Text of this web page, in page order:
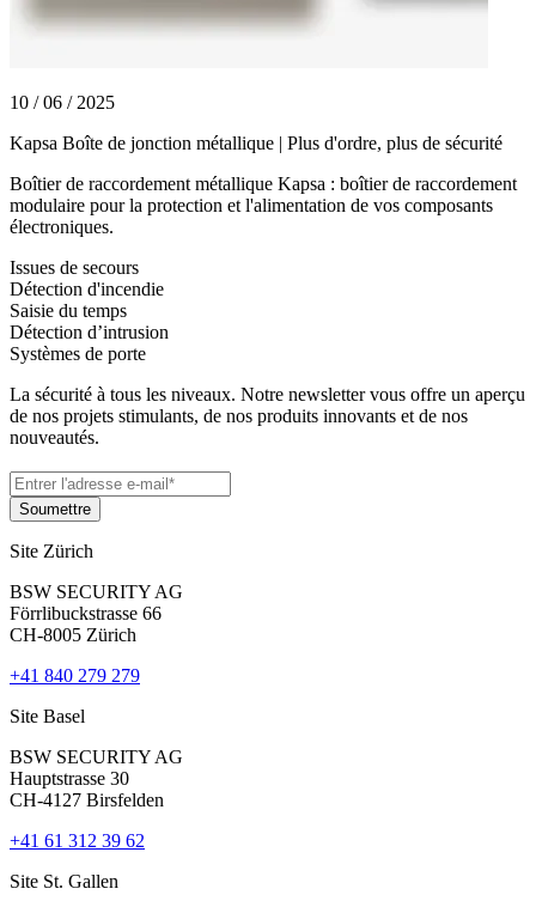
10 / 06 / 2025
Kapsa Boîte de jonction métallique | Plus d'ordre, plus de sécurité
Boîtier de raccordement métallique Kapsa : boîtier de raccordement
modulaire pour la protection et l'alimentation de vos composants
électroniques.
Issues de secours
Détection d'incendie
Saisie du temps
Détection d’intrusion
Systèmes de porte
La sécurité à tous les niveaux. Notre newsletter vous offre un aperçu
de nos projets stimulants, de nos produits innovants et de nos
nouveautés.
Site Zürich
BSW SECURITY AG
Förrlibuckstrasse 66
CH-8005 Zürich
+41 840 279 279
Site Basel
BSW SECURITY AG
Hauptstrasse 30
CH-4127 Birsfelden
+41 61 312 39 62
Site St. Gallen